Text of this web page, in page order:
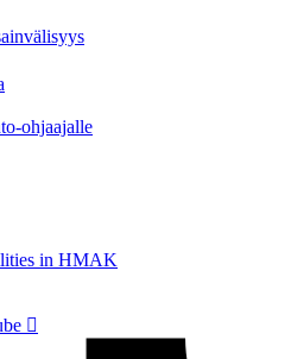
ohjaajalle
in HMAK